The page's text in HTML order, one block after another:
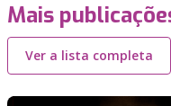
Mais
Ver a lista completa